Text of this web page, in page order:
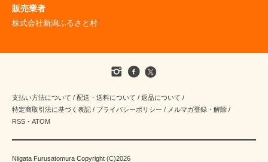
販売業者
株式会社新潟ふるさと村
支払い方法について / 配送・送料について / 返品について /
特定商取引法に基づく表記 / プライバシーポリシー / メルマガ登録・解除 /
RSS ・ ATOM
Niigata Furusatomura Copyright (C)2026